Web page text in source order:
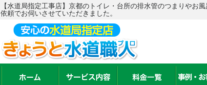
【水道局指定工事店】京都のトイレ・台所の排水管のつまりやお
依頼でお伺いさせていただきました。